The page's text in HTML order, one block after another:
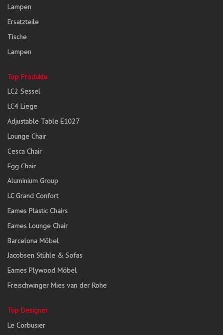
Lampen
Ersatzteile
Tische
Lampen
Top Produkte
LC2 Sessel
LC4 Liege
Adjustable Table E1027
Lounge Chair
Cesca Chair
Egg Chair
Aluminium Group
LC Grand Confort
Eames Plastic Chairs
Eames Lounge Chair
Barcelona Möbel
Jacobsen Stühle & Sofas
Eames Plywood Möbel
Freischwinger Mies van der Rohe
Top Designer
Le Corbusier